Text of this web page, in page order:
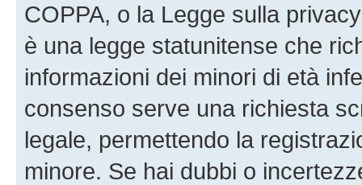
COPPA, o la Legge sulla
è una legge statunitense che
informazioni dei minori di età
consenso serve una richiesta
legale, permettendo la
minore. Se hai dubbi o